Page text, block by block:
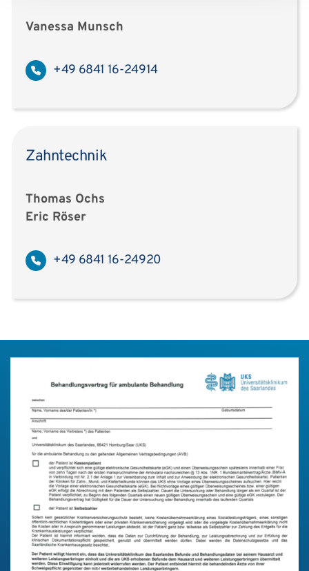
Vanessa Munsch
+49 6841 16-24914
Zahntechnik
Thomas Ochs
Eric Röser
+49 6841 16-24920